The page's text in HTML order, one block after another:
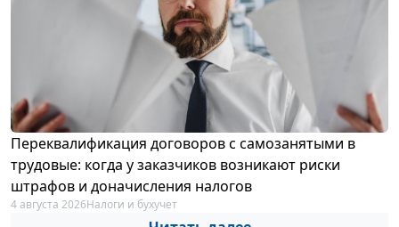
Переквалификация договоров с самозанятыми в
трудовые: когда у заказчиков возникают риски
штрафов и доначисления налогов
4 августа 2026Налоги и бухучет